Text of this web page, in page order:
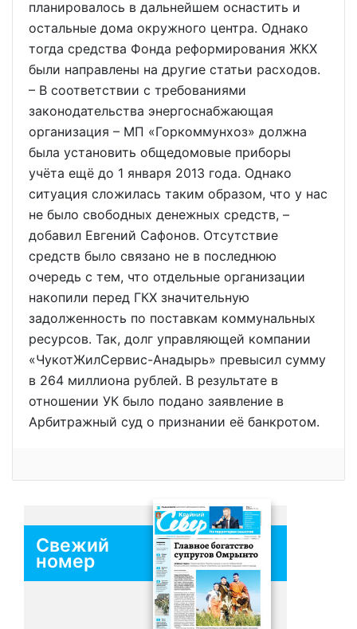
планировалось в дальнейшем оснастить и
остальные дома окружного центра. Однако
тогда средства Фонда реформирования ЖКХ
были направлены на другие статьи расходов.
– В соответствии с требованиями
законодательства энергоснабжающая
организация – МП «Горкоммунхоз» должна
была установить общедомовые приборы
учёта ещё до 1 января 2013 года. Однако
ситуация сложилась таким образом, что у нас
не было свободных денежных средств, –
добавил Евгений Сафонов. Отсутствие
средств было связано не в последнюю
очередь с тем, что отдельные организации
накопили перед ГКХ значительную
задолженность по поставкам коммунальных
ресурсов. Так, долг управляющей компании
«ЧукотЖилСервис-Анадырь» превысил сумму
в 264 миллиона рублей. В результате в
отношении УК было подано заявление в
Арбитражный суд о признании её банкротом.
Свежий
номер